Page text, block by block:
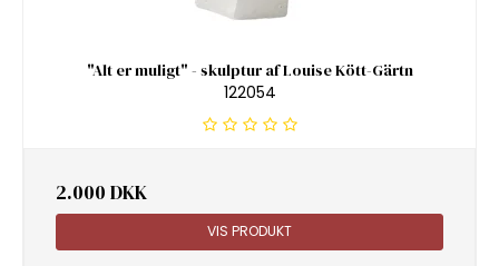
"Alt er muligt" - skulptur af Louise Kött-Gärtn
122054
2.000 DKK
VIS PRODUKT